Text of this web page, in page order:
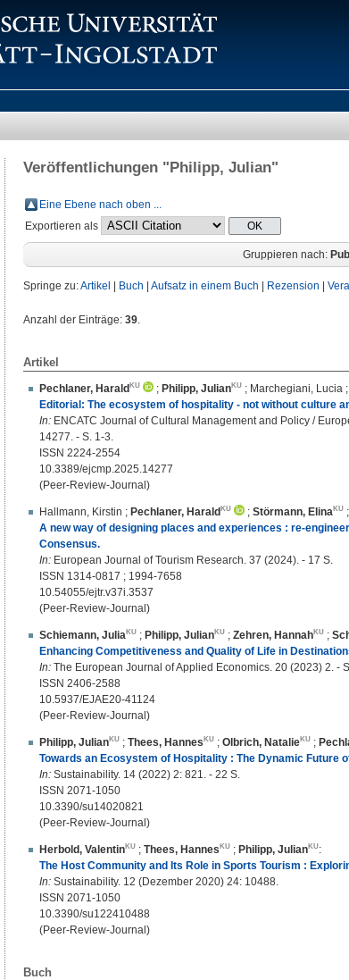
Veröffentlichungen "Philipp, Julian"
Eine Ebene nach oben ...
Exportieren als
Gruppieren nach:
Springe zu:Artikel Buch Aufsatz in einem Buch Rezension
Anzahl der Einträge: 39.
Artikel
Pechlaner, Harald ; Philipp, Julian ; Marchegiani, Lucia ;
Editorial: The ecosystem of hospitality - not without culture
In: ENCATC Journal of Cultural Management and Policy /
14277. - S. 1-3.
ISSN 2224-2554
10.3389/ejcmp.2025.14277
(Peer-Review-Journal)
Hallmann, Kirstin ; Pechlaner, Harald ; Störmann, Elina ;
A new way of designing places and experiences : re-
Consensus.
In: European Journal of Tourism Research. 37 (2024). - 17 S.
ISSN 1314-0817 ; 1994-7658
10.54055/ejtr.v37i.3537
(Peer-Review-Journal)
Schiemann, Julia ; Philipp, Julian ; Zehren, Hannah ;
Enhancing Competitiveness and Quality of Life in
In: The European Journal of Applied Economics. 20 (2023) 2. -
ISSN 2406-2588
10.5937/EJAE20-41124
(Peer-Review-Journal)
Philipp, Julian ; Thees, Hannes ; Olbrich, Natalie ;
Towards an Ecosystem of Hospitality : The Dynamic Future
In: Sustainability. 14 (2022) 2: 821. - 22 S.
ISSN 2071-1050
10.3390/su14020821
(Peer-Review-Journal)
Herbold, Valentin ; Thees, Hannes ; Philipp, Julian
:
The Host Community and Its Role in Sports Tourism :
In: Sustainability. 12 (Dezember 2020) 24: 10488.
ISSN 2071-1050
10.3390/su122410488
(Peer-Review-Journal)
Buch